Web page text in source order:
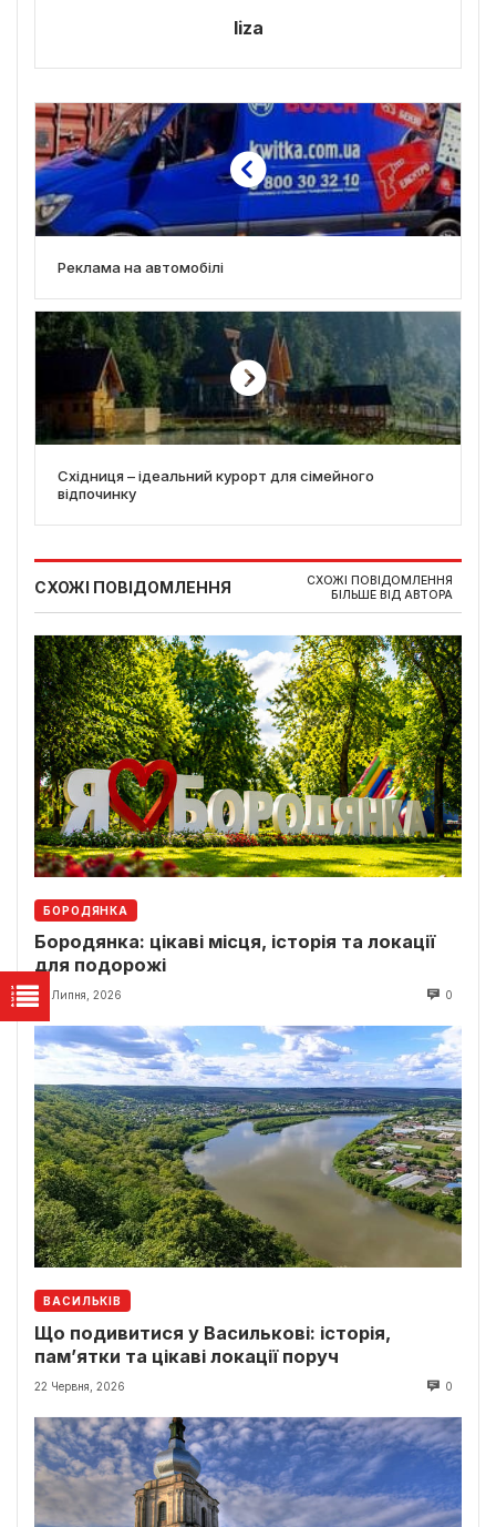
liza
Реклама на автомобілі
Східниця – ідеальний курорт для сімейного
відпочинку
СХОЖІ ПОВІДОМЛЕННЯ
СХОЖІ ПОВІДОМЛЕННЯ
БІЛЬШЕ ВІД АВТОРА
БОРОДЯНКА
Бородянка: цікаві місця, історія та локації
для подорожі
23 Липня, 2026 0
ВАСИЛЬКІВ
Що подивитися у Василькові: історія,
пам’ятки та цікаві локації поруч
22 Червня, 2026 0